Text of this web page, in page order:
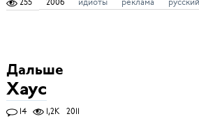
Дальше
Хаус
14 1,2K 2011